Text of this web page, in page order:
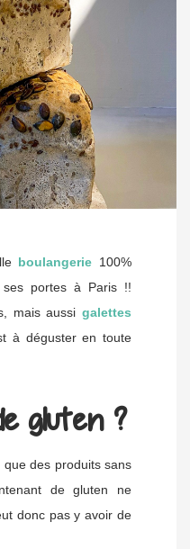
boulangerie 100%
portes à Paris !!
mais aussi galettes
à déguster en toute
gluten ?
des produits sans
de gluten ne
donc pas y avoir de